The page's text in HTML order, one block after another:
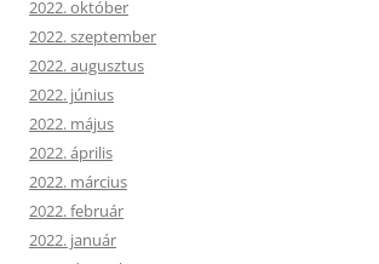
2022. október
2022. szeptember
2022. augusztus
2022. június
2022. május
2022. április
2022. március
2022. február
2022. január